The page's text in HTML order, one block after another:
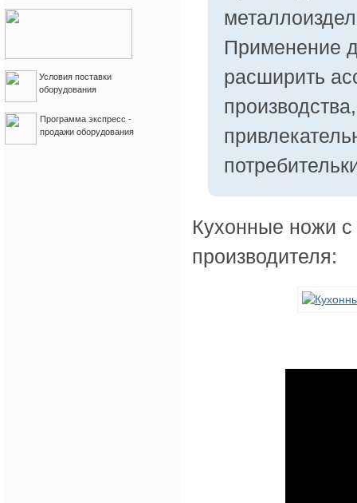
Условия поставки
оборудования
Программа экспресс -
продажи оборудования
Применение
расширить
Кухонные ножи
производителя: